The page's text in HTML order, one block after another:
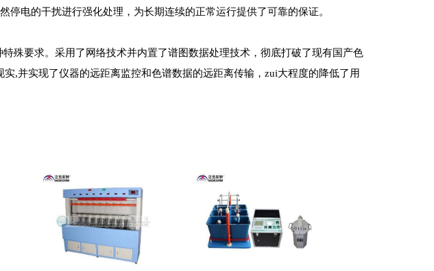
电的干扰进行强化处理，为长期连续的正常运行提供了可靠的保证。
殊要求。采用了网络技术并内置了谱图数据处理技术，彻底打破了现有国产色
,并实现了仪器的远距离监控和色谱数据的远距离传输，zui大程度的降低了用